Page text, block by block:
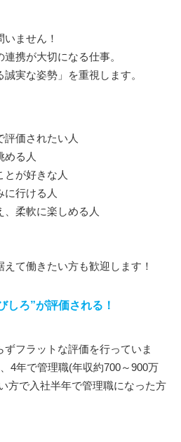
ません！
携が大切になる仕事。
実な姿勢」を重視します。
価されたい人
る人
が好きな人
行ける人
柔軟に楽しめる人
て働きたい方も歓迎します！
しろ”が評価される！
フラットな評価を行っていま
4年で管理職(年収約700～900万
方で入社半年で管理職になった方